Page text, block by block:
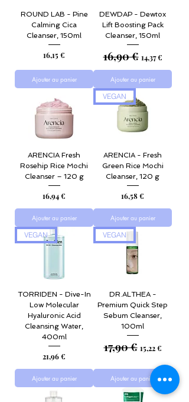
ROUND LAB - Pine
Calming Cica
Cleanser, 150ml
Prix
16,15 €
Ajouter au panier
DEWDAP - Dewtox
Lift Boosting Pack
Cleanser, 150ml
Prix original
16,90 € Prix
14,37 €
Ajouter au panier
ARENCIA Fresh
Rosehip Rice Mochi
Cleanser – 120 g
Prix
16,94 €
Ajouter au panier
VEGAN
ARENCIA - Fresh
Green Rice Mochi
Cleanser, 120 g
Prix
16,58 €
Ajouter au panier
VEGAN
TORRIDEN - Dive-In
Low Molecular
Hyaluronic Acid
Cleansing Water,
400ml
Prix
21,96 €
Ajouter au panier
VEGAN
DR.ALTHEA -
Premium Quick Step
Sebum Cleanser,
100ml
Prix original
17,90 € Prix
15,22 €
Ajouter au panier